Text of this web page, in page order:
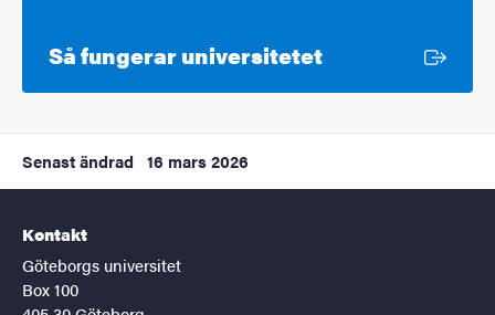
Så fungerar universitetetExtern länk
Senast ändrad 16 mars 2026
Kontakt
Göteborgs universitet
Box 100